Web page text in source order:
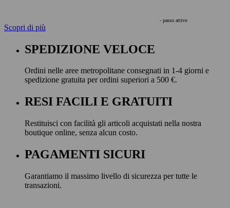
- passo attivo
Scopri di più
SPEDIZIONE VELOCE
Ordini nelle aree metropolitane consegnati in 1-4 giorni e
spedizione gratuita per ordini superiori a 500 €.
RESI FACILI E GRATUITI
Restituisci con facilità gli articoli acquistati nella nostra
boutique online, senza alcun costo.
PAGAMENTI SICURI
Garantiamo il massimo livello di sicurezza per tutte le
transazioni.